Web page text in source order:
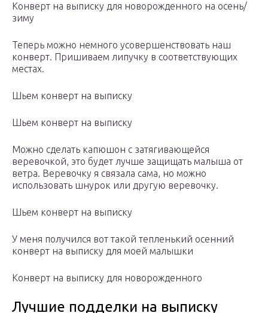
Конверт на выписку для новорожденного на осень/
зиму
Теперь можно немного усовершенствовать наш
конверт. Пришиваем липучку в соответствующих
местах.
Шьем конверт на выписку
Шьем конверт на выписку
Можно сделать капюшон с затягивающейся
веревочкой, это будет лучше защищать малыша от
ветра. Веревочку я связала сама, но можно
использовать шнурок или другую веревочку.
Шьем конверт на выписку
У меня получился вот такой тепленький осенний
конверт на выписку для моей малышки
Конверт на выписку для новорожденного
Лучшие подделки на выписку